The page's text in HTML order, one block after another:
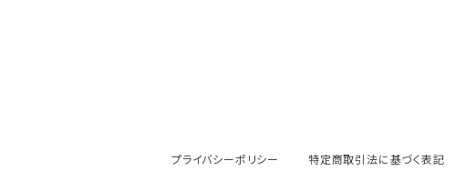
プライバシーポリシー 特定商取引法に基づく表記